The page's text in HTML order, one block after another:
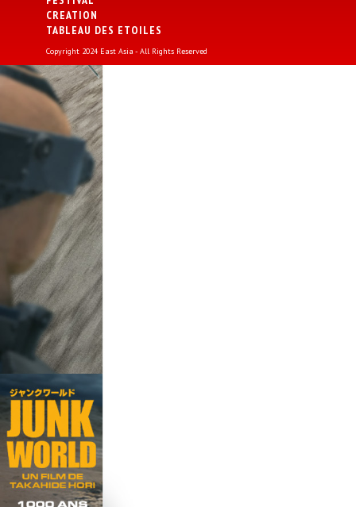
CREATION
TABLEAU DES ETOILES
Copyright 2024 East Asia - All Rights Reserved